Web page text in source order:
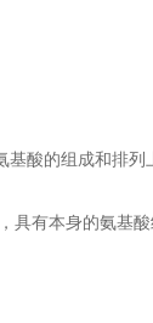
酸的组成和排
有本身的氨基